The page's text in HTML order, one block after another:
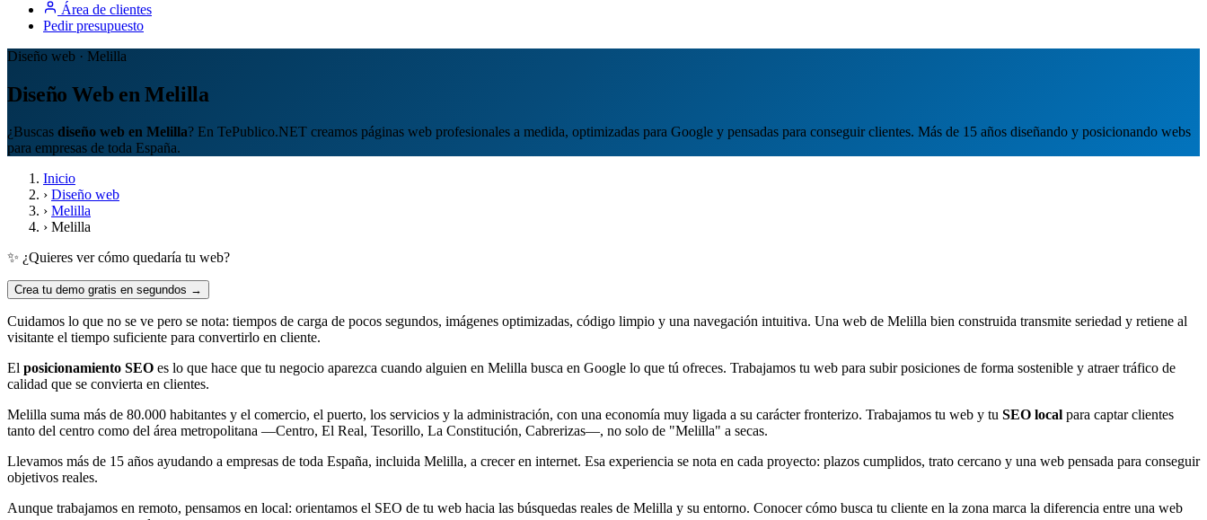
Área de clientes
Pedir presupuesto
Diseño web · Melilla
Diseño Web en Melilla
¿Buscas diseño web en Melilla? En TePublico.NET creamos páginas web profesionales a medida, optimizadas para Google y pensadas para conseguir clientes. Más de 15 años diseñando y posicionando webs
para empresas de toda España.
Inicio
› Diseño web
› Melilla
› Melilla
✨ ¿Quieres ver cómo quedaría tu web?
Crea tu demo gratis en segundos →
Cuidamos lo que no se ve pero se nota: tiempos de carga de pocos segundos, imágenes optimizadas, código limpio y una navegación intuitiva. Una web de Melilla bien construida transmite seriedad y retiene al
visitante el tiempo suficiente para convertirlo en cliente.
El posicionamiento SEO es lo que hace que tu negocio aparezca cuando alguien en Melilla busca en Google lo que tú ofreces. Trabajamos tu web para subir posiciones de forma sostenible y atraer tráfico de
calidad que se convierta en clientes.
Melilla suma más de 80.000 habitantes y el comercio, el puerto, los servicios y la administración, con una economía muy ligada a su carácter fronterizo. Trabajamos tu web y tu SEO local para captar clientes
tanto del centro como del área metropolitana —Centro, El Real, Tesorillo, La Constitución, Cabrerizas—, no solo de "Melilla" a secas.
Llevamos más de 15 años ayudando a empresas de toda España, incluida Melilla, a crecer en internet. Esa experiencia se nota en cada proyecto: plazos cumplidos, trato cercano y una web pensada para conseguir
objetivos reales.
Aunque trabajamos en remoto, pensamos en local: orientamos el SEO de tu web hacia las búsquedas reales de Melilla y su entorno. Conocer cómo busca tu cliente en la zona marca la diferencia entre una web